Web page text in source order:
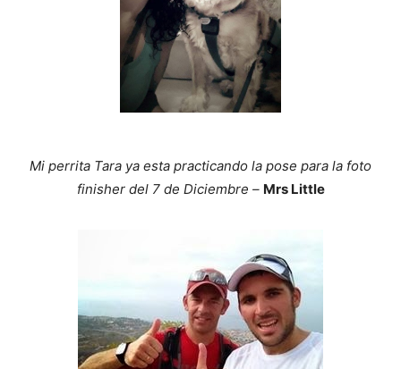
Mi perrita Tara ya esta practicando la pose para la foto
finisher del 7 de Diciembre – Mrs Little